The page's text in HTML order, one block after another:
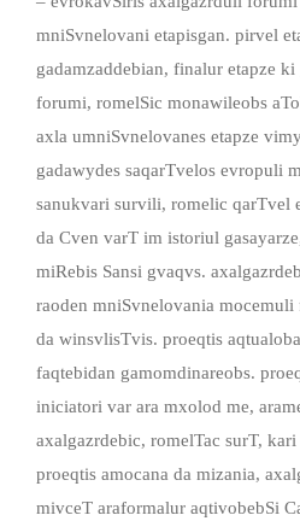
mniSvnelovani etapisgan. pirvel
gadamzaddebian, finalur etapze ki
forumi, romelSic monawileobs
axla umniSvnelovanes etapze
gadawydes saqarTvelos evropuli
sanukvari survili, romelic qarTvel
da Cven varT im istoriul
miRebis Sansi gvaqvs.
raoden mniSvnelovania
da winsvlisTvis. proeqtis
faqtebidan gamomdinareobs.
iniciatori var ara mxolod me,
axalgazrdebic, romelTac surT,
proeqtis amocana da mizania,
mivceT araformalur aqtivobebSi